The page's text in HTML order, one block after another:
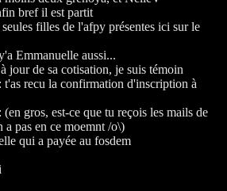
bref il est partit
filles de l'afpy présentes ici sur le
Emmanuelle aussi...
jour de sa cotisation, je suis témoin
t'as recu la confirmation d'inscription à
(en gros, est-ce que tu reçois les mails de
pas en ce moemnt /o\)
qui a payée au fosdem